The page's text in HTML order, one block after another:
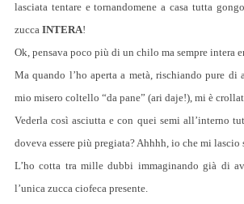
lasciata tentare e tornandomene a casa tutta
zucca INTERA!
Ok, pensava poco più di un chilo ma sempre intera
Ma quando l’ho aperta a metà, rischiando pure di
mio misero coltello “da pane” (ari daje!), mi è
Vederla così asciutta e con quei semi all’interno
doveva essere più pregiata? Ahhhh, io che mi lascio
L’ho cotta tra mille dubbi immaginando già di
l’unica zucca ciofeca presente.